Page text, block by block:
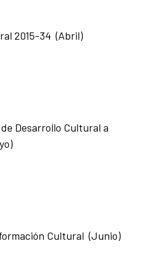
2015-34 (Abril)
Desarrollo Cultural a
Cultural (Junio)